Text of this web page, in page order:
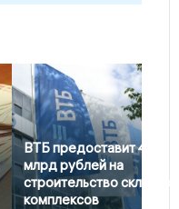
ВТБ предоставит 4,9
млрд рублей на
строительство складских
комплексов